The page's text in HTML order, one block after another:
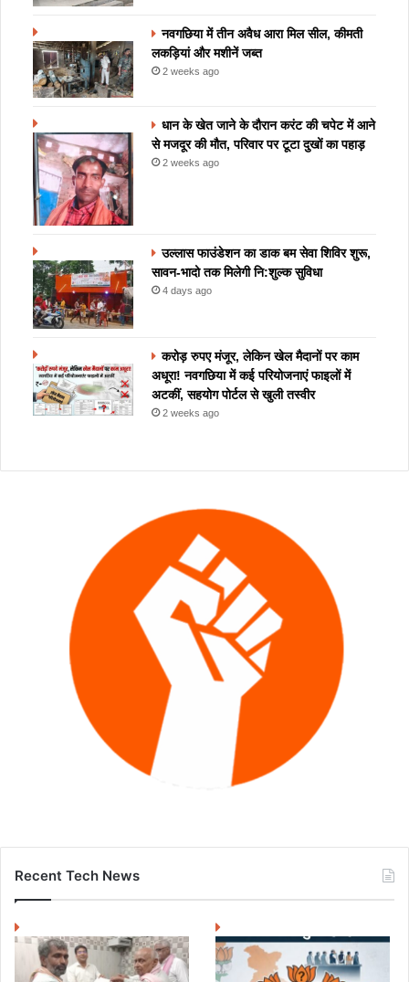
नवगछिया में तीन अवैध आरा मिल सील, कीमती
लकड़ियां और मशीनें जब्त
2 weeks ago
धान के खेत जाने के दौरान करंट की चपेट में आने
से मजदूर की मौत, परिवार पर टूटा दुखों का पहाड़
2 weeks ago
उल्लास फाउंडेशन का डाक बम सेवा शिविर शुरू,
सावन-भादो तक मिलेगी नि:शुल्क सुविधा
4 days ago
करोड़ रुपए मंजूर, लेकिन खेल मैदानों पर काम
अधूरा! नवगछिया में कई परियोजनाएं फाइलों में
अटकीं, सहयोग पोर्टल से खुली तस्वीर
2 weeks ago
Recent Tech News